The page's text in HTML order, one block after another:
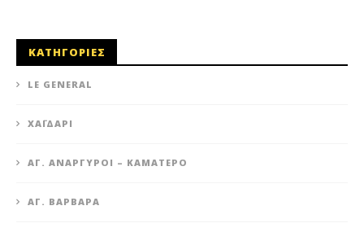
ΚΑΤΗΓΟΡΙΕΣ
LE GENERAL
XΑΪΔΆΡΙ
ΆΓ. ΑΝΆΡΓΥΡΟΙ – KΑΜΑΤΕΡΌ
ΑΓ. ΒΑΡΒΆΡΑ